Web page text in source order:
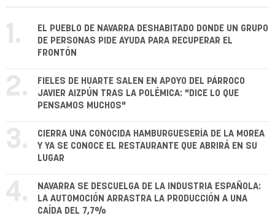
1.
EL PUEBLO DE NAVARRA DESHABITADO DONDE UN GRUPO
DE PERSONAS PIDE AYUDA PARA RECUPERAR EL
FRONTÓN
2.
FIELES DE HUARTE SALEN EN APOYO DEL PÁRROCO
JAVIER AIZPÚN TRAS LA POLÉMICA: "DICE LO QUE
PENSAMOS MUCHOS"
3.
CIERRA UNA CONOCIDA HAMBURGUESERÍA DE LA MOREA
Y YA SE CONOCE EL RESTAURANTE QUE ABRIRÁ EN SU
LUGAR
4.
NAVARRA SE DESCUELGA DE LA INDUSTRIA ESPAÑOLA:
LA AUTOMOCIÓN ARRASTRA LA PRODUCCIÓN A UNA
CAÍDA DEL 7,7%